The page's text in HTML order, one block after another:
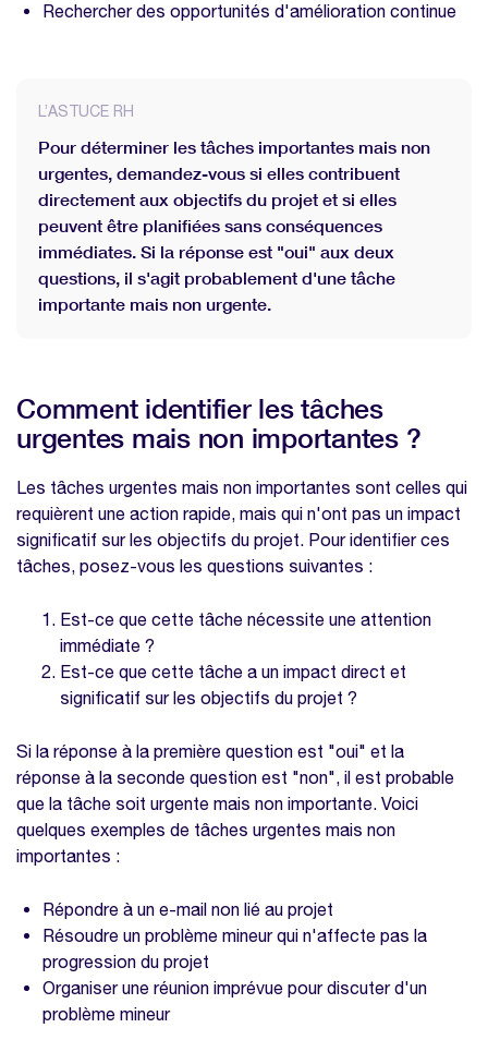
Rechercher des opportunités d'amélioration continue
L’ASTUCE RH
Pour déterminer les tâches importantes mais non
urgentes, demandez-vous si elles contribuent
directement aux objectifs du projet et si elles
peuvent être planifiées sans conséquences
immédiates. Si la réponse est "oui" aux deux
questions, il s'agit probablement d'une tâche
importante mais non urgente.
Comment identifier les tâches
urgentes mais non importantes ?
Les tâches urgentes mais non importantes sont celles qui
requièrent une action rapide, mais qui n'ont pas un impact
significatif sur les objectifs du projet. Pour identifier ces
tâches, posez-vous les questions suivantes :
Est-ce que cette tâche nécessite une attention
immédiate ?
Est-ce que cette tâche a un impact direct et
significatif sur les objectifs du projet ?
Si la réponse à la première question est "oui" et la
réponse à la seconde question est "non", il est probable
que la tâche soit urgente mais non importante. Voici
quelques exemples de tâches urgentes mais non
importantes :
Répondre à un e-mail non lié au projet
Résoudre un problème mineur qui n'affecte pas la
progression du projet
Organiser une réunion imprévue pour discuter d'un
problème mineur